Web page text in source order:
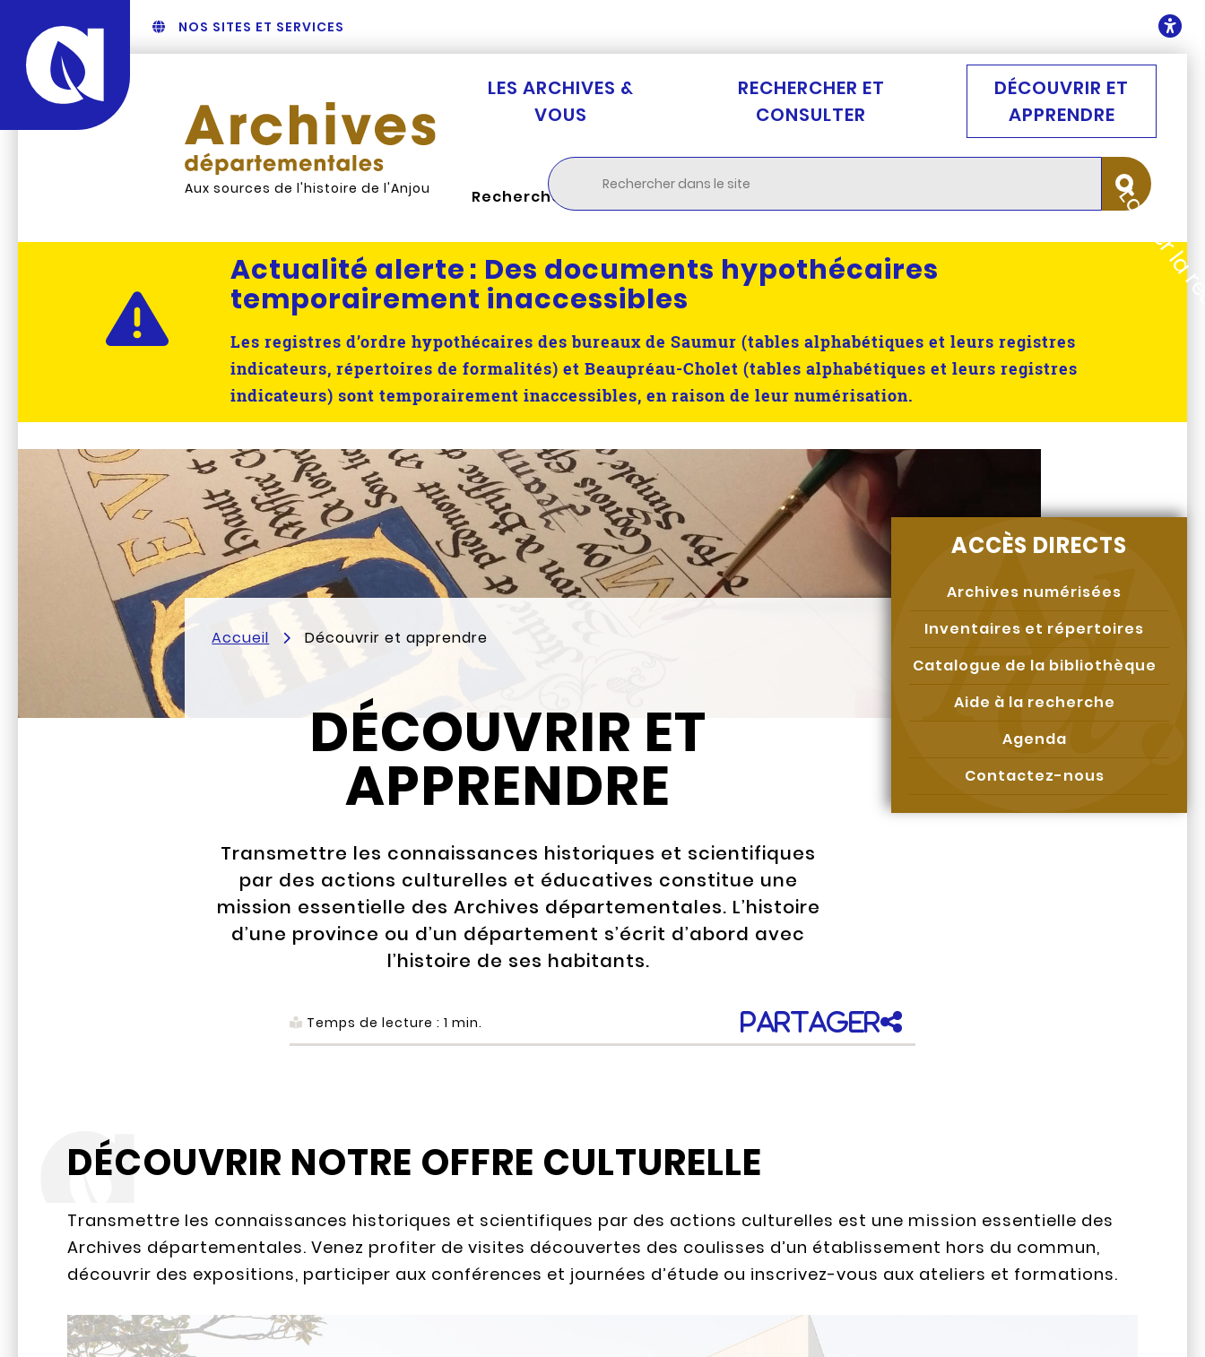
NOS SITES ET SERVICES
Aux sources de l'histoire de l'Anjou
LES ARCHIVES &
VOUS
RECHERCHER ET
CONSULTER
DÉCOUVRIR ET
APPRENDRE
Rechercher
Actualité alerte : Des documents hypothécaires
temporairement inaccessibles
Les registres d’ordre hypothécaires des bureaux de Saumur (tables alphabétiques et leurs registres
indicateurs, répertoires de formalités) et Beaupréau-Cholet (tables alphabétiques et leurs registres
indicateurs) sont temporairement inaccessibles, en raison de leur numérisation.
Accueil Découvrir et apprendre
DÉCOUVRIR ET
APPRENDRE
Transmettre les connaissances historiques et scientifiques
par des actions culturelles et éducatives constitue une
mission essentielle des Archives départementales. L’histoire
d’une province ou d’un département s’écrit d’abord avec
l’histoire de ses habitants.
Temps de lecture : 1 min. Partager
ACCÈS DIRECTS
Archives numérisées
Inventaires et répertoires
Catalogue de la bibliothèque
Aide à la recherche
Agenda
Contactez-nous
DÉCOUVRIR NOTRE OFFRE CULTURELLE
Transmettre les connaissances historiques et scientifiques par des actions culturelles est une mission essentielle des
Archives départementales. Venez profiter de visites découvertes des coulisses d’un établissement hors du commun,
découvrir des expositions, participer aux conférences et journées d’étude ou inscrivez-vous aux ateliers et formations.